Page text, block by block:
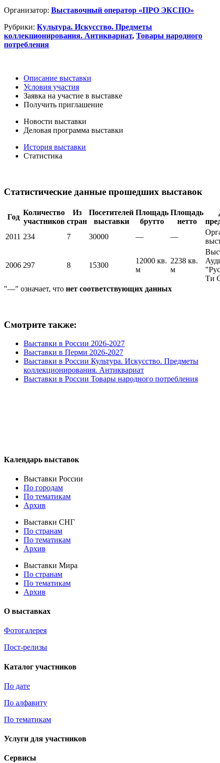
Организатор: Выставочный оператор «ПРО ЭКСПО»
Рубрики: Культура. Искусство. Предметы
коллекционирования. Антиквариат, Товары народного
потребления
Описание выставки
Условия участия
Заявка на участие в выставке
Получить приглашение
Новости выставки
Деловая программа выставки
История выставки
Статистика
Статистические данные прошедших выставок
Год
Количество
участников
Из
стран
Посетителей
выставки
Площадь
брутто
Площадь
нетто
2011 234 7 30000 — —
2006 297 8 15300
12000 кв.
м
2238 кв.
м
Ти
"—" означает, что нет соответствующих данных
Смотрите также:
Выставки в России 2026-2027
Выставки в Перми 2026-2027
Выставки в России Культура. Искусство. Предметы
коллекционирования. Антиквариат
Выставки в России Товары народного потребления
Календарь выставок
Выставки России
По городам
По тематикам
Архив
Выставки СНГ
По странам
По тематикам
Архив
Выставки Мира
По странам
По тематикам
Архив
О выставках
Фотогалерея
Пост-релизы
Каталог участников
По дате
По алфавиту
По тематикам
Услуги для участников
Сервисы